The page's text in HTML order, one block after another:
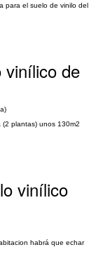
para el suelo de vinilo del
vinílico de
plantas) unos 130m2
vinílico
habrá que echar